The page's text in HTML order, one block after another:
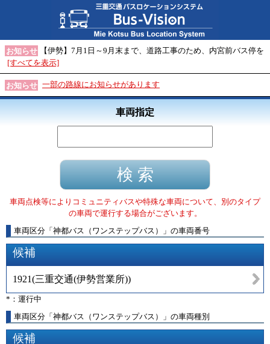
お知らせ
【伊勢】7月1日～9月末まで、道路工事のため、内宮前バス停を
[すべてを表示]
お知らせ 一部の路線にお知らせがあります
車両指定
車両点検等によりコミュニティバスや特殊な車両について、別のタイプ
の車両で運行する場合がございます。
車両区分 「 神都バス（ワンステップバス） 」 の車両番号
候補
1921(三重交通(伊勢営業所))
*：運行中
車両区分「神都バス（ワンステップバス）」の車両種別
候補